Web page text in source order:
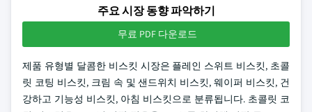
주요 시장 동향 파악하기
무료 PDF 다운로드
제품 유형별 달콤한 비스킷 시장은 플레인 스위트 비스킷, 초콜
릿 코팅 비스킷, 크림 속 및 샌드위치 비스킷, 웨이퍼 비스킷, 건
강하고 기능성 비스킷, 아침 비스킷으로 분류됩니다. 초콜릿 코